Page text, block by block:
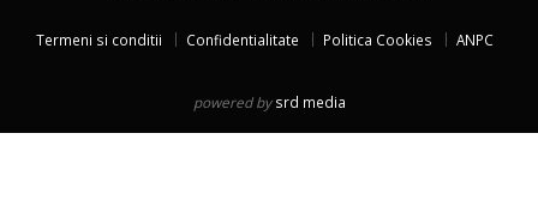
Termeni si conditii Confidentialitate Politica Cookies ANPC
powered by srd media